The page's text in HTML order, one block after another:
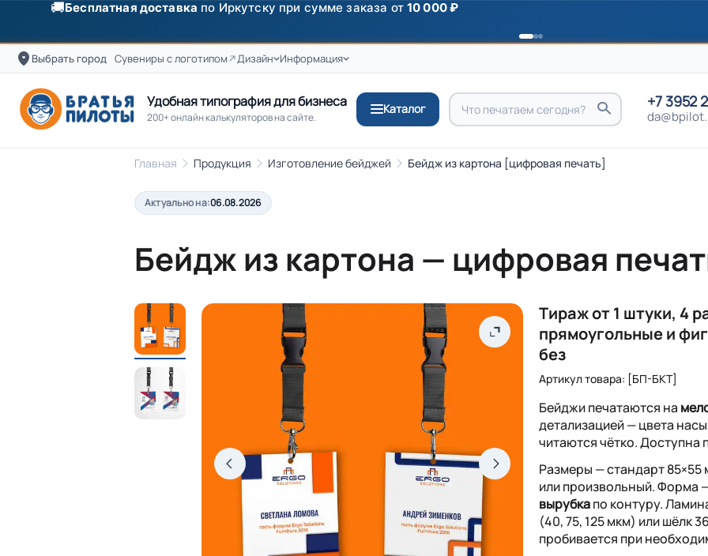
✨Скидка250 ₽на первый заказ от 3000 ₽ по промокоду ПРИВЕТ
Выбрать город Сувениры с логотипом Дизайн Информация
Удобная типография для бизнеса
200+ онлайн калькуляторов на сайте.
Каталог +7 3952
Главная Продукция Изготовление бейджей Бейдж из картона [цифровая печать]
Актуально на:06.08.2026
Бейдж из картона — цифровая
Тираж от 1 штуки, 4
прямоугольные и
без
Артикул товара: [БП-БКТ]
Бейджи печатаются на
детализацией — цвета
читаются чётко. Доступна
Размеры — стандарт
или произвольный. Форма
вырубкапо контуру.
(40, 75, 125 мкм) или шёлк
пробивается при